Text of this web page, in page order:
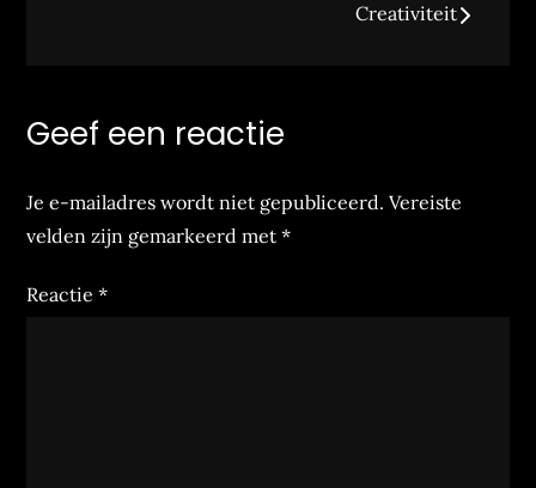
Creativiteit
Geef een reactie
Je e-mailadres wordt niet gepubliceerd. Vereiste
velden zijn gemarkeerd met*
Reactie*